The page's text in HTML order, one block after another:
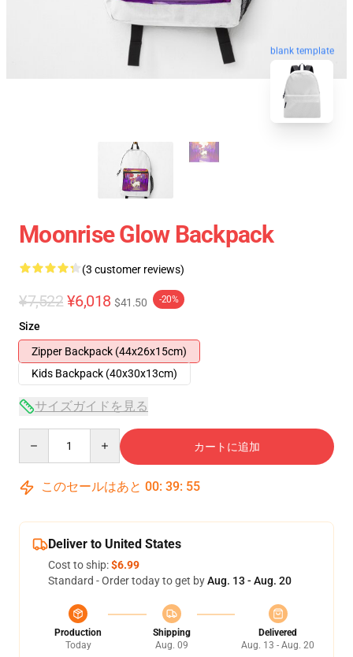
blank template
Moonrise Glow Backpack
(3 customer reviews)
¥7,522 ¥6,018 $41.50 -20%
Size
Zipper Backpack (44x26x15cm)
Kids Backpack (40x30x13cm)
サイズガイドを見る
カートに追加
このセールはあと 00: 39: 54
Deliver to United States
Cost to ship:$6.99
Standard - Order today to get byAug. 13 - Aug. 20
Production
Today
Shipping
Aug. 09
Delivered
Aug. 13 - Aug. 20